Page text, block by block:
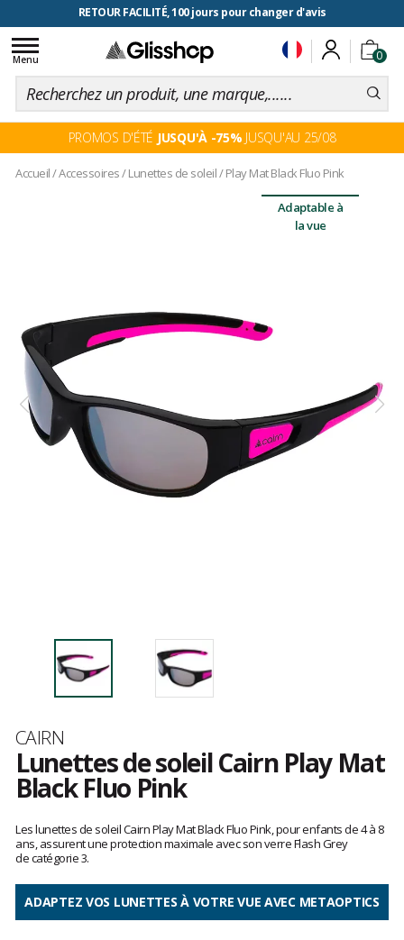
RETOUR FACILITÉ, 100 jours pour changer d'avis
0
Toggle
navigation
Menu
PROMOS D'ÉTÉ JUSQU'À -75% JUSQU'AU 25/08
Accueil/Accessoires/Lunettes de soleil/Play Mat Black Fluo Pink
Adaptable à
la vue
Marque
CAIRN
Lunettes de soleil Cairn Play Mat
Black Fluo Pink
avis
clients
Les lunettes de soleil Cairn Play Mat Black Fluo Pink, pour enfants de 4 à 8
ans, assurent une protection maximale avec son verre Flash Grey
de catégorie 3.
ADAPTEZ VOS LUNETTES À VOTRE VUE AVEC METAOPTICS